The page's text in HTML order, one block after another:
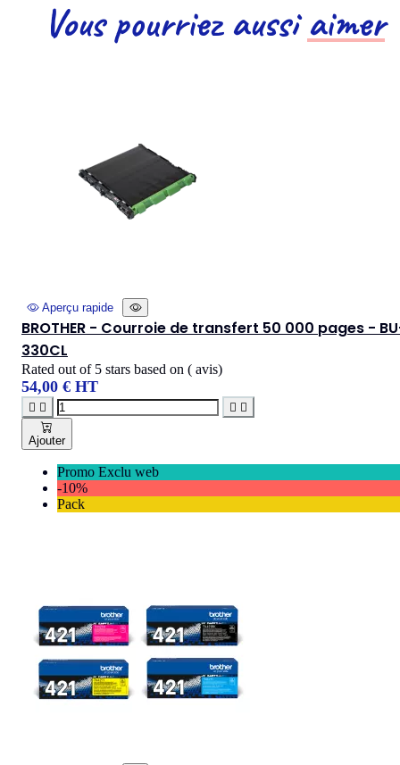
Vous pourriez aussiaimer
Aperçu rapide
BROTHER - Courroie de transfert 50 000 pages -
330CL
Rated out of 5 stars based on ( avis)
54,00 € HT
   
Ajouter
Promo Exclu web
-10%
Pack